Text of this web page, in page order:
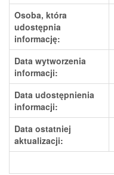
Osoba, która
udostępnia
informację:
Data wytworzenia
informacji:
Data udostępnienia
informacji:
Data ostatniej
aktualizacji: